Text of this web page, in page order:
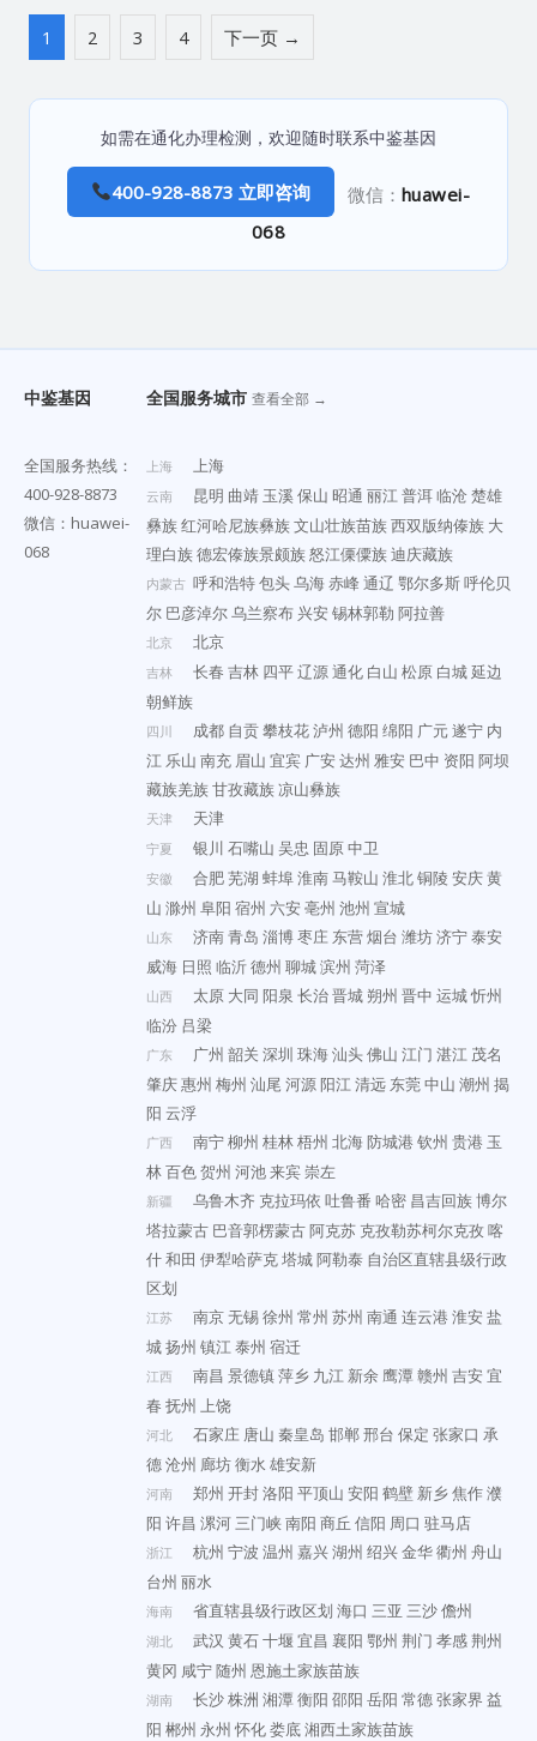
1 2 3 4 下一页 →
如需在通化办理检测，欢迎随时联系中鉴基因
400-928-8873 立即咨询 微信： huawei-
068
中鉴基因
全国服务热线：
400-928-8873
微信：huawei-
068
全国服务城市 查看全部 →
上海 上海
云南 昆明 曲靖 玉溪保山 昭通 丽江普洱临沧楚雄
彝族红河哈尼族彝族文山壮族苗族西双版纳傣族 大
理白族德宏傣族景颇族怒江傈僳族迪庆藏族
内蒙古 呼和浩特包头乌海赤峰通辽 鄂尔多斯呼伦贝
尔 巴彦淖尔乌兰察布 兴安锡林郭勒 阿拉善
北京 北京
吉林 长春 吉林 四平辽源通化 白山 松原 白城延边
朝鲜族
四川 成都 自贡攀枝花泸州 德阳 绵阳 广元遂宁 内
江 乐山 南充 眉山 宜宾 广安达州 雅安 巴中 资阳 阿坝
藏族羌族甘孜藏族凉山彝族
天津 天津
宁夏 银川 石嘴山 吴忠 固原中卫
安徽 合肥芜湖 蚌埠淮南马鞍山 淮北铜陵 安庆黄
山 滁州 阜阳 宿州 六安亳州 池州 宣城
山东 济南青岛 淄博枣庄 东营烟台 潍坊济宁泰安
威海 日照 临沂德州 聊城滨州 菏泽
山西 太原 大同 阳泉 长治晋城朔州 晋中 运城忻州
临汾 吕梁
广东 广州 韶关 深圳 珠海汕头佛山 江门 湛江 茂名
肇庆惠州 梅州 汕尾 河源阳江清远 东莞中山 潮州 揭
阳 云浮
广西 南宁柳州 桂林梧州 北海防城港钦州 贵港 玉
林百色贺州 河池来宾崇左
新疆 乌鲁木齐 克拉玛依 吐鲁番 哈密 昌吉回族博尔
塔拉蒙古 巴音郭楞蒙古阿克苏 克孜勒苏柯尔克孜喀
什和田 伊犁哈萨克塔城阿勒泰 自治区直辖县级行政
区划
江苏 南京无锡徐州 常州 苏州 南通 连云港淮安盐
城扬州 镇江泰州 宿迁
江西 南昌 景德镇萍乡 九江 新余鹰潭赣州 吉安宜
春 抚州 上饶
河北 石家庄 唐山 秦皇岛 邯郸邢台 保定 张家口 承
德沧州 廊坊衡水雄安新
河南 郑州 开封洛阳 平顶山 安阳 鹤壁 新乡焦作濮
阳 许昌 漯河三门峡南阳 商丘 信阳 周口 驻马店
浙江 杭州 宁波 温州 嘉兴湖州 绍兴金华衢州 舟山
台州 丽水
海南 省直辖县级行政区划 海口 三亚 三沙儋州
湖北 武汉 黄石十堰 宜昌 襄阳 鄂州 荆门 孝感荆州
黄冈 咸宁随州 恩施土家族苗族
湖南 长沙株洲 湘潭衡阳 邵阳 岳阳 常德张家界 益
阳 郴州 永州 怀化娄底湘西土家族苗族